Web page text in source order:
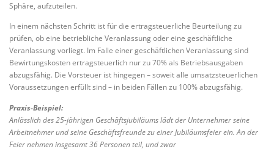
Sphäre, aufzuteilen.
In einem nächsten Schritt ist für die ertragsteuerliche Beurteilung zu
prüfen, ob eine betriebliche Veranlassung oder eine geschäftliche
Veranlassung vorliegt. Im Falle einer geschäftlichen Veranlassung sind
Bewirtungskosten ertragsteuerlich nur zu 70% als Betriebsausgaben
abzugsfähig. Die Vorsteuer ist hingegen – soweit alle umsatzsteuerlichen
Voraussetzungen erfüllt sind – in beiden Fällen zu 100% abzugsfähig.
Praxis-Beispiel:
Anlässlich des 25-jährigen Geschäftsjubiläums lädt der Unternehmer seine
Arbeitnehmer und seine Geschäftsfreunde zu einer Jubiläumsfeier ein. An der
Feier nehmen insgesamt 36 Personen teil, und zwar